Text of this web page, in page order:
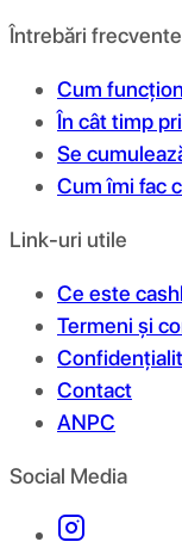
Întrebări frecvente
Cum
În cât timp
Se
Cum îmi fac
Link-uri utile
Ce este
Termeni și
Contact
ANPC
Social Media